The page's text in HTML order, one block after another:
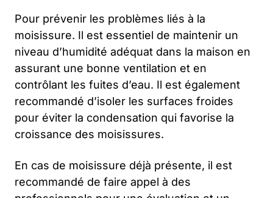
Pour prévenir les problèmes liés à la
moisissure. Il est essentiel de maintenir un
niveau d’humidité adéquat dans la maison en
assurant une bonne ventilation et en
contrôlant les fuites d’eau. Il est également
recommandé d’isoler les surfaces froides
pour éviter la condensation qui favorise la
croissance des moisissures.
En cas de moisissure déjà présente, il est
recommandé de faire appel à des